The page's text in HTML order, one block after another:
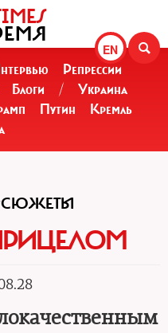
EN
Репрессии
Блоги /
Украина
Путин
Кремль